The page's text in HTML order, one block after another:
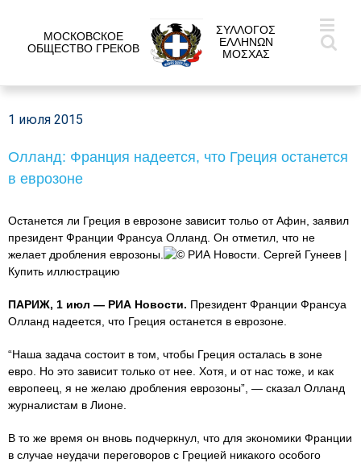
МОСКОВСКОЕ
ОБЩЕСТВО ГРЕКОВ
ΣΥΛΛΟΓΟΣ
ΕΛΛΗΝΩΝ
ΜΟΣΧΑΣ
1 июля 2015
Олланд: Франция надеется, что Греция останется
в еврозоне
Останется ли Греция в еврозоне зависит тольо от Афин, заявил
президент Франции Франсуа Олланд. Он отметил, что не
желает дробления еврозоны.
© РИА Новости. Сергей Гунеев |
Купить иллюстрацию
ПАРИЖ, 1 июл — РИА Новости. Президент Франции Франсуа
Олланд надеется, что Греция останется в еврозоне.
“Наша задача состоит в том, чтобы Греция осталась в зоне
евро. Но это зависит только от нее. Хотя, и от нас тоже, и как
европеец, я не желаю дробления еврозоны”, — сказал Олланд
журналистам в Лионе.
В то же время он вновь подчеркнул, что для экономики Франции
в случае неудачи переговоров с Грецией никакого особого